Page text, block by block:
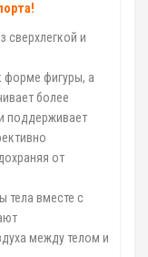
сверхлегкой и
форме фигуры, а
более
поддерживает
от
тела вместе с
между телом и